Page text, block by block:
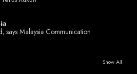
says Malaysia Communication
Show All